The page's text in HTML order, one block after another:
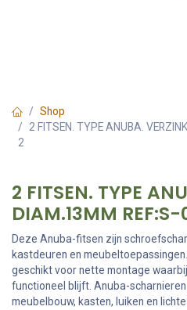
Shop
2 FITSEN. TYPE ANUBA.
2
2 FITSEN. TYPE
DIAM.13MM
Deze Anuba-fitsen zijn
kastdeuren en
geschikt voor nette montage
functioneel blijft. Anuba-
meubelbouw, kasten, luiken en